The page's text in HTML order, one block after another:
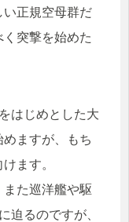
正規空母群だ
突撃を始めた
はじめとした大
ますが、もち
ます。
た巡洋艦や駆
迫るのですが、